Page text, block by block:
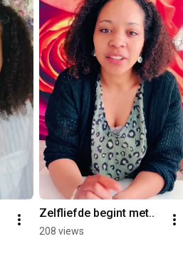
Zelfliefde begint met..
208 views